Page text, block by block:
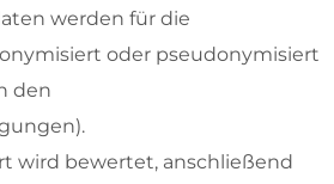
werden für die
oder pseudonymisiert
den
wird bewertet, anschließend